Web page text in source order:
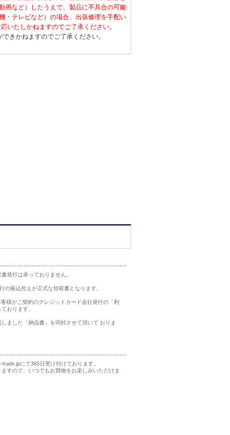
画など）したうえで、製品に不具合の可能
・テレビなど）の場合、出張修理を手配い
いたしかねますのでご了承ください。
きかねますのでご了承ください。
発行は承っておりません。
の振込控えが正式な領収書となります。
様がご契約のクレジットカード会社発行の「利
おります。
ました「納品書」を同封させて頂いて おりま
にて365日受け付けております。
すので、いつでもお買物をお楽しみいただけま